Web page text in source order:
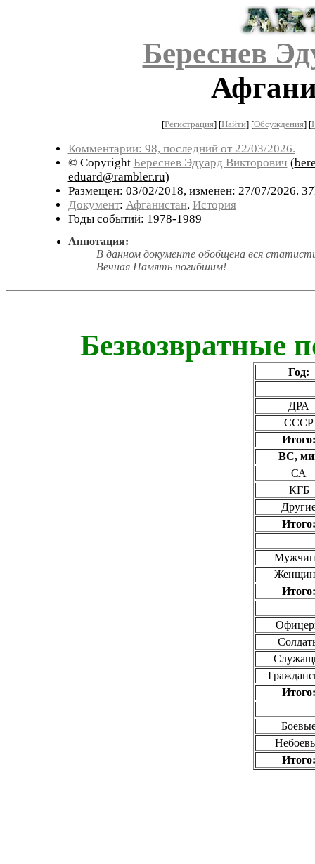
Береснев
[Регистрация] [Найти] [Обсуждения] [
Комментарии: 98, последний от 22/03/2026.
© Copyright Береснев Эдуард Викторович (
eduard@rambler.ru)
Размещен: 03/02/2018, изменен: 27/07/2026.
Документ: Афганистан, История
Годы событий: 1978-1989
Аннотация:
В данном документе обобщена вся
Вечная Память погибшим!
Безвозвратные
Год:
ДРА
СССР
Итого:
ВС,
СА
КГБ
Итого:
Итого:
Итого:
Итого: